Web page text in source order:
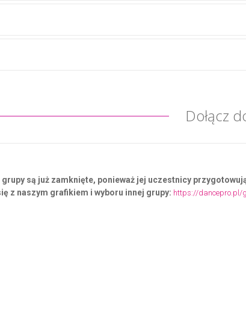
Dołącz
są już zamknięte, ponieważ jej uczestnicy
z naszym grafikiem i wyboru innej grupy: https://dancepro.pl/